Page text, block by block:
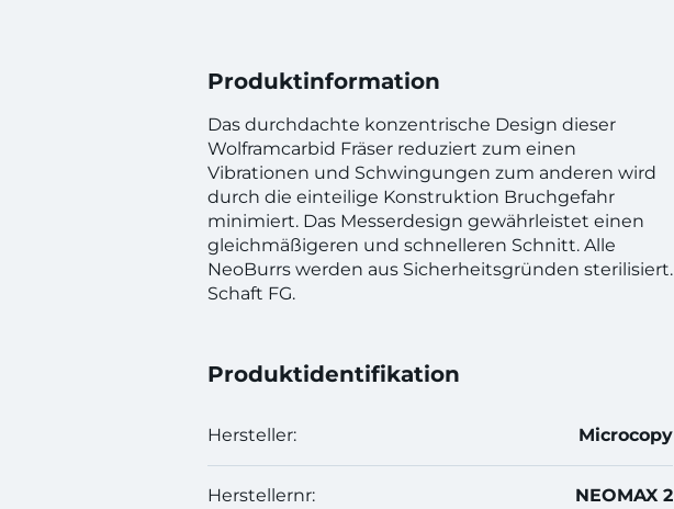
Produktinformation
Das durchdachte konzentrische Design dieser
Wolframcarbid Fräser reduziert zum einen
Vibrationen und Schwingungen zum anderen wird
durch die einteilige Konstruktion Bruchgefahr
minimiert. Das Messerdesign gewährleistet einen
gleichmäßigeren und schnelleren Schnitt. Alle
NeoBurrs werden aus Sicherheitsgründen sterilisiert.
Schaft FG.
Produktidentifikation
Hersteller: Microcopy
Herstellernr: NEOMAX 2